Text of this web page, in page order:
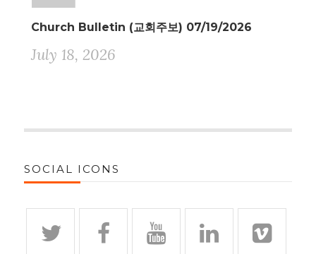
Church Bulletin (교회주보) 07/19/2026
July 18, 2026
SOCIAL ICONS